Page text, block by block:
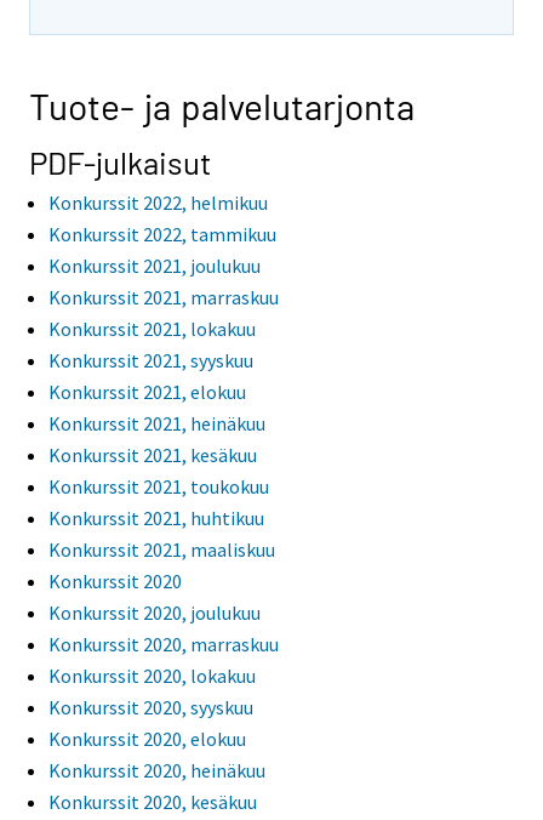
Tuote- ja palvelutarjonta
PDF-julkaisut
Konkurssit 2022, helmikuu
Konkurssit 2022, tammikuu
Konkurssit 2021, joulukuu
Konkurssit 2021, marraskuu
Konkurssit 2021, lokakuu
Konkurssit 2021, syyskuu
Konkurssit 2021, elokuu
Konkurssit 2021, heinäkuu
Konkurssit 2021, kesäkuu
Konkurssit 2021, toukokuu
Konkurssit 2021, huhtikuu
Konkurssit 2021, maaliskuu
Konkurssit 2020
Konkurssit 2020, joulukuu
Konkurssit 2020, marraskuu
Konkurssit 2020, lokakuu
Konkurssit 2020, syyskuu
Konkurssit 2020, elokuu
Konkurssit 2020, heinäkuu
Konkurssit 2020, kesäkuu